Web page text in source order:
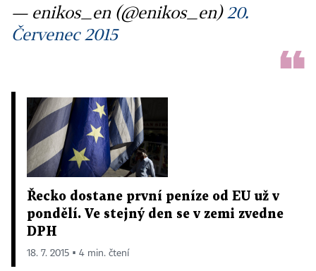
— enikos_en (@enikos_en) 20.
Červenec 2015
Řecko dostane první peníze od EU už v
pondělí. Ve stejný den se v zemi zvedne
DPH
18. 7. 2015 ▪ 4 min. čtení